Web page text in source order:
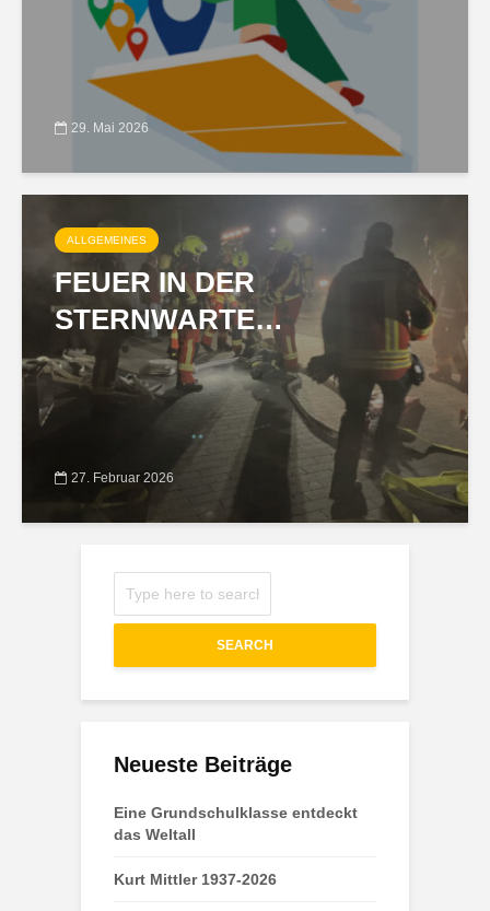
29. Mai 2026
ALLGEMEINES
FEUER IN DER
STERNWARTE…
27. Februar 2026
SEARCH
Neueste Beiträge
Eine Grundschulklasse entdeckt
das Weltall
Kurt Mittler 1937-2026